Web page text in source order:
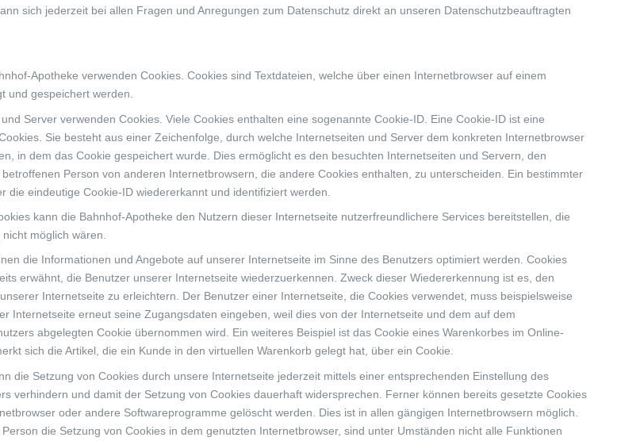
sich jederzeit bei allen Fragen und Anregungen zum Datenschutz direkt an unseren Datenschutzbeauftragten
Apotheke verwenden Cookies. Cookies sind Textdateien, welche über einen Internetbrowser auf einem
und gespeichert werden.
Server verwenden Cookies. Viele Cookies enthalten eine sogenannte Cookie-ID. Eine Cookie-ID ist eine
Sie besteht aus einer Zeichenfolge, durch welche Internetseiten und Server dem konkreten Internetbrowser
in dem das Cookie gespeichert wurde. Dies ermöglicht es den besuchten Internetseiten und Servern, den
Person von anderen Internetbrowsern, die andere Cookies enthalten, zu unterscheiden. Ein bestimmter
die eindeutige Cookie-ID wiedererkannt und identifiziert werden.
kann die Bahnhof-Apotheke den Nutzern dieser Internetseite nutzerfreundlichere Services bereitstellen, die
möglich wären.
die Informationen und Angebote auf unserer Internetseite im Sinne des Benutzers optimiert werden. Cookies
erwähnt, die Benutzer unserer Internetseite wiederzuerkennen. Zweck dieser Wiedererkennung ist es, den
Internetseite zu erleichtern. Der Benutzer einer Internetseite, die Cookies verwendet, muss beispielsweise
Internetseite erneut seine Zugangsdaten eingeben, weil dies von der Internetseite und dem auf dem
abgelegten Cookie übernommen wird. Ein weiteres Beispiel ist das Cookie eines Warenkorbes im Online-
sich die Artikel, die ein Kunde in den virtuellen Warenkorb gelegt hat, über ein Cookie.
die Setzung von Cookies durch unsere Internetseite jederzeit mittels einer entsprechenden Einstellung des
verhindern und damit der Setzung von Cookies dauerhaft widersprechen. Ferner können bereits gesetzte Cookies
oder andere Softwareprogramme gelöscht werden. Dies ist in allen gängigen Internetbrowsern möglich.
die Setzung von Cookies in dem genutzten Internetbrowser, sind unter Umständen nicht alle Funktionen